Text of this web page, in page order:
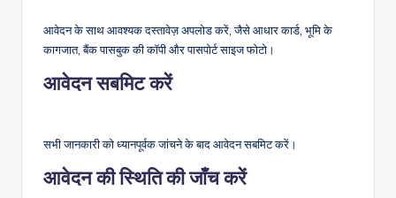
आवेदन के साथ आवश्यक दस्तावेज़ अपलोड करें, जैसे आधार कार्ड, भूमि के
कागजात, बैंक पासबुक की कॉपी और पासपोर्ट साइज फोटो।
आवेदन सबमिट करें
सभी जानकारी को ध्यानपूर्वक जांचने के बाद आवेदन सबमिट करें।
आवेदन की स्थिति की जाँच करें